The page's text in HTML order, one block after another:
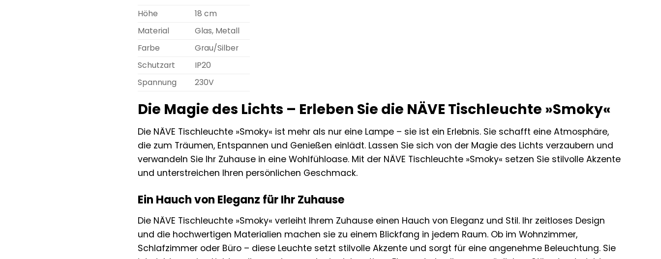
Höhe
18 cm
Material
Glas, Metall
Farbe
Grau/Silber
Schutzart
IP20
Spannung
230V
Die Magie des Lichts – Erleben Sie die NÄVE Tischleuchte »Smoky«
Die NÄVE Tischleuchte »Smoky« ist mehr als nur eine Lampe – sie ist ein Erlebnis. Sie schafft eine Atmosphäre,
die zum Träumen, Entspannen und Genießen einlädt. Lassen Sie sich von der Magie des Lichts verzaubern und
verwandeln Sie Ihr Zuhause in eine Wohlfühloase. Mit der NÄVE Tischleuchte »Smoky« setzen Sie stilvolle Akzente
und unterstreichen Ihren persönlichen Geschmack.
Ein Hauch von Eleganz für Ihr Zuhause
Die NÄVE Tischleuchte »Smoky« verleiht Ihrem Zuhause einen Hauch von Eleganz und Stil. Ihr zeitloses Design
und die hochwertigen Materialien machen sie zu einem Blickfang in jedem Raum. Ob im Wohnzimmer,
Schlafzimmer oder Büro – diese Leuchte setzt stilvolle Akzente und sorgt für eine angenehme Beleuchtung. Sie